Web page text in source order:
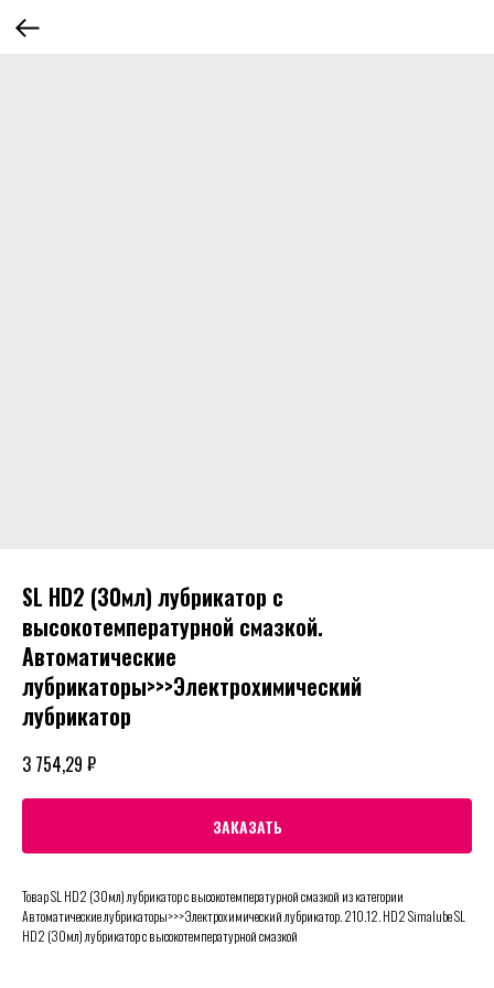
SL HD2 (30мл) лубрикатор с
высокотемпературной смазкой.
Автоматические
лубрикаторы>>>Электрохимический
лубрикатор
3 754,29 ₽
ЗАКАЗАТЬ
Товар SL HD2 (30мл) лубрикатор с высокотемпературной смазкой из категории
Автоматические лубрикаторы>>>Электрохимический лубрикатор. 210.12. HD2 Simalube SL
HD2 (30мл) лубрикатор с высокотемпературной смазкой